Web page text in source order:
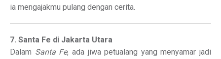
ia mengajakmu pulang dengan cerita.
7. Santa Fe di Jakarta Utara
Dalam Santa Fe, ada jiwa petualang yang menyamar jadi